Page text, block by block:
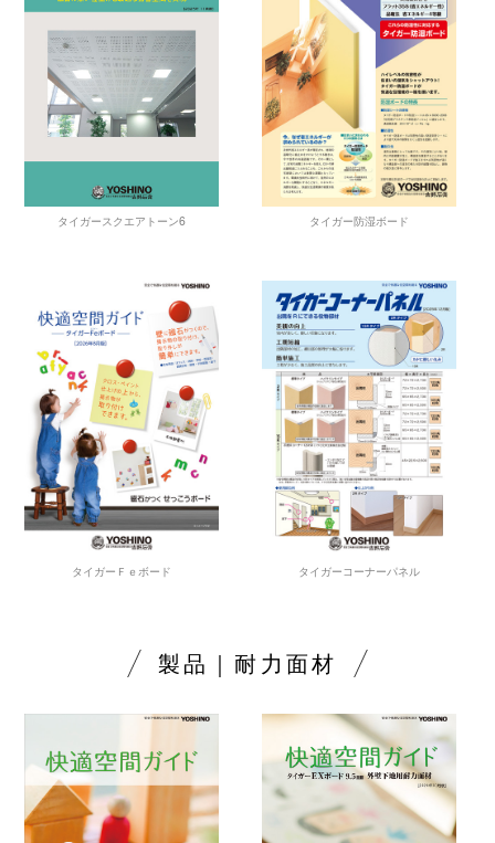
タイガースクエアトーン6 タイガー防湿ボード
タイガーＦｅボード タイガーコーナーパネル
製品｜耐力面材